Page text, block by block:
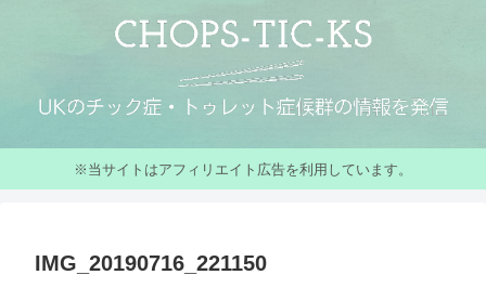
※当サイトはアフィリエイト広告を利用しています。
IMG_20190716_221150